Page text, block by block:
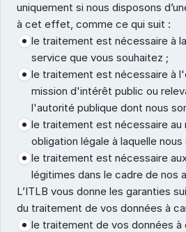
uniquement si nous disposons
à cet effet, comme ce qui suit :
le traitement est nécessaire à
service que vous souhaitez ;
le traitement est nécessaire à
mission d'intérêt public ou
l'autorité publique dont nous
le traitement est nécessaire
obligation légale à laquelle
le traitement est nécessaire
légitimes dans le cadre de nos
L’ITLB vous donne les garanties
du traitement de vos données à
le traitement de vos données à